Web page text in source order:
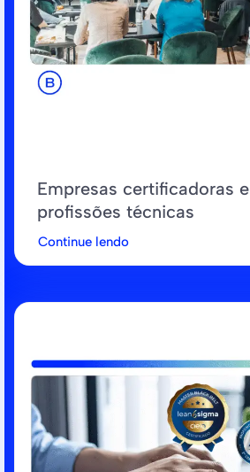
Empresas certificadoras
profissões técnicas
Continue lendo